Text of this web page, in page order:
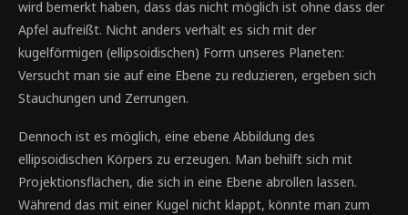
wird bemerkt haben, dass das nicht möglich ist ohne dass der
Apfel aufreißt. Nicht anders verhält es sich mit der
kugelförmigen (ellipsoidischen) Form unseres Planeten:
Versucht man sie auf eine Ebene zu reduzieren, ergeben sich
Stauchungen und Zerrungen.
Dennoch ist es möglich, eine ebene Abbildung des
ellipsoidischen Körpers zu erzeugen. Man behilft sich mit
Projektionsflächen, die sich in eine Ebene abrollen lassen.
Während das mit einer Kugel nicht klappt, könnte man zum